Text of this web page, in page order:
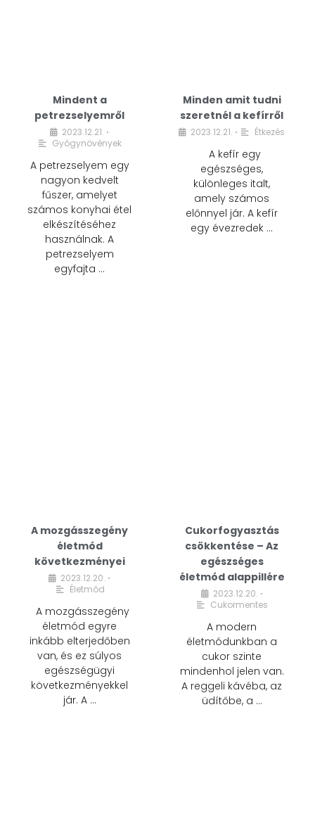
Mindent a
petrezselyemről
2023.12.21. •
Gyógynövények
A petrezselyem egy
nagyon kedvelt
fűszer, amelyet
számos konyhai étel
elkészítéséhez
használnak. A
petrezselyem
egyfajta …
Minden amit tudni
szeretnél a kefírről
2023.12.21. • Étkezés
A kefír egy
egészséges,
különleges italt,
amely számos
előnnyel jár. A kefír
egy évezredek …
A mozgásszegény
életmód
következményei
2023.12.20. •
Életmód
A mozgásszegény
életmód egyre
inkább elterjedőben
van, és ez súlyos
egészségügyi
következményekkel
jár. A …
Cukorfogyasztás
csökkentése – Az
egészséges
életmód alappillére
2023.12.20. •
Cukormentes
A modern
életmódunkban a
cukor szinte
mindenhol jelen van.
A reggeli kávéba, az
üdítőbe, a …